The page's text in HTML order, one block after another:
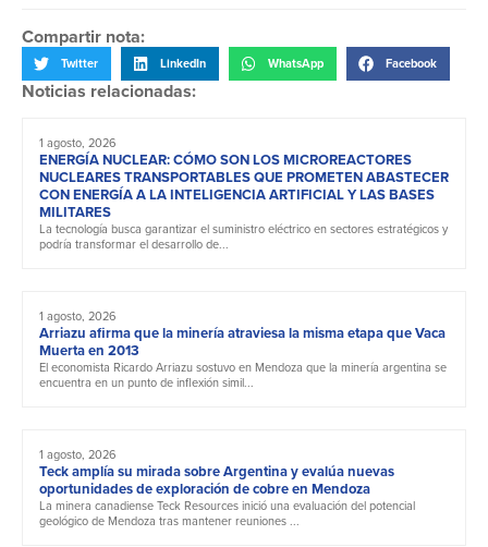
Compartir nota:
Twitter LinkedIn WhatsApp Facebook
Noticias relacionadas:
1 agosto, 2026
ENERGÍA NUCLEAR: CÓMO SON LOS MICROREACTORES
NUCLEARES TRANSPORTABLES QUE PROMETEN ABASTECER
CON ENERGÍA A LA INTELIGENCIA ARTIFICIAL Y LAS BASES
MILITARES
La tecnología busca garantizar el suministro eléctrico en sectores estratégicos y
podría transformar el desarrollo de...
1 agosto, 2026
Arriazu afirma que la minería atraviesa la misma etapa que Vaca
Muerta en 2013
El economista Ricardo Arriazu sostuvo en Mendoza que la minería argentina se
encuentra en un punto de inflexión simil...
1 agosto, 2026
Teck amplía su mirada sobre Argentina y evalúa nuevas
oportunidades de exploración de cobre en Mendoza
La minera canadiense Teck Resources inició una evaluación del potencial
geológico de Mendoza tras mantener reuniones ...